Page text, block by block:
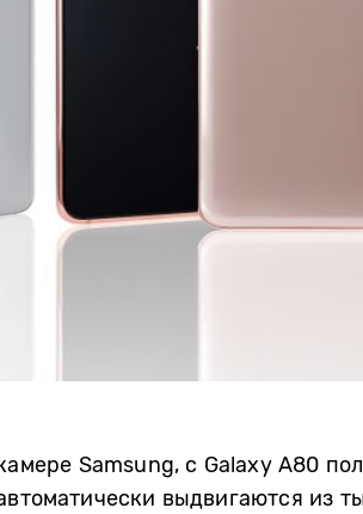
Samsung, с Galaxy A80
выдвигаются из